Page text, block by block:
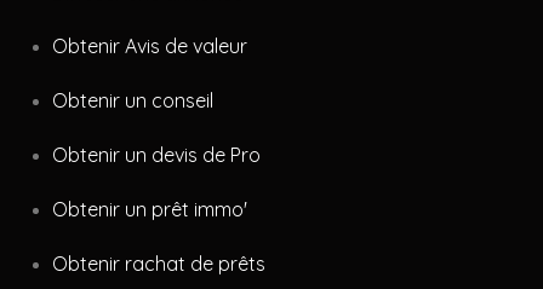
Obtenir Avis de valeur
Obtenir un conseil
Obtenir un devis de Pro
Obtenir un prêt immo'
Obtenir rachat de prêts